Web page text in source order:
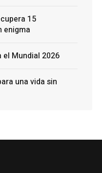
15
enigma
el Mundial 2026
una vida sin